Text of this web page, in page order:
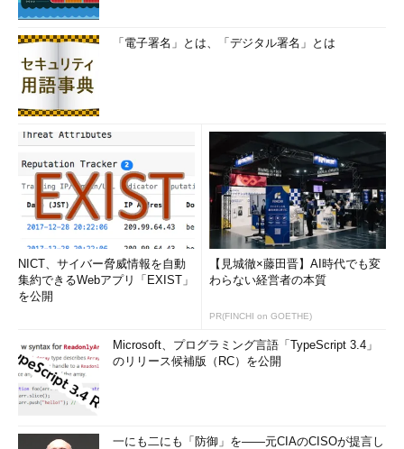
「電子署名」とは、「デジタル署名」とは
NICT、サイバー脅威情報を自動
集約できるWebアプリ「EXIST」
を公開
【見城徹×藤田晋】AI時代でも変
わらない経営者の本質
PR(FINCHI on GOETHE)
Microsoft、プログラミング言語「TypeScript 3.4」
のリリース候補版（RC）を公開
一にも二にも「防御」を――元CIAのCISOが提言し